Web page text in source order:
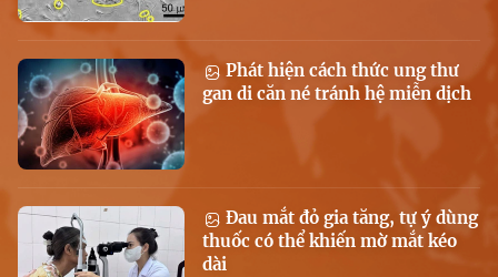
Phát hiện cách thức ung thư
gan di căn né tránh hệ miễn dịch
Đau mắt đỏ gia tăng, tự ý dùng
thuốc có thể khiến mờ mắt kéo
dài